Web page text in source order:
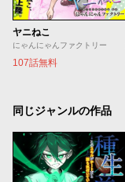
ヤニねこ
にゃんにゃんファクトリー
107話無料
同じジャンルの作品